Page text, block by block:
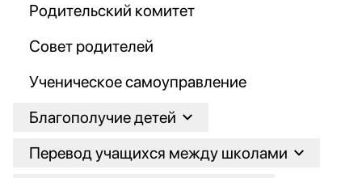
Родительский комитет
Совет родителей
Ученическое самоуправление
Благополучие детей
Перевод учащихся между школами